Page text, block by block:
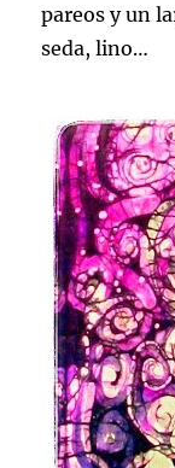
pareos y un
seda, lino…